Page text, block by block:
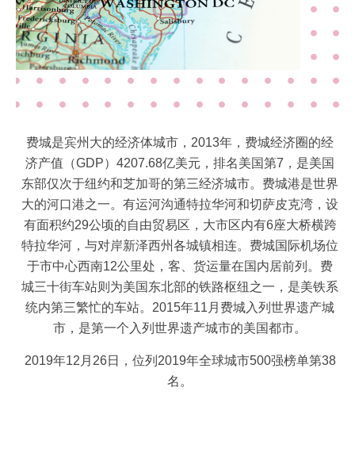
费城是宾州大的经济体城市，2013年，费城经济圈的经
济产值（GDP）4207.68亿美元，排名美国第7，是美国
东部仅次于纽约和芝加哥的第三经济城市。费城港是世界
大的河口港之一。有运河沟通特拉华河和切萨皮克湾，设
有面积约29公顷的自由贸易区，大市区内有6座大桥横跨
特拉华河，与对岸新泽西州各城镇相连。费城国际机场位
于市中心西南12公里处，客、货运量在国内居前列。费
城三十街车站则为美国东北部的铁路枢纽之一，是美铁系
统内第三繁忙的车站。2015年11月费城入列世界遗产城
市，是第一个入列世界遗产城市的美国都市。
2019年12月26日，位列2019年全球城市500强榜单第38
名。